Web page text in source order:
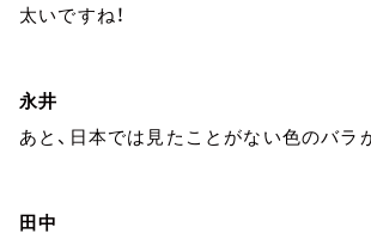
太いですね！
永井
あと、日本では見たことがない色のバラ
田中